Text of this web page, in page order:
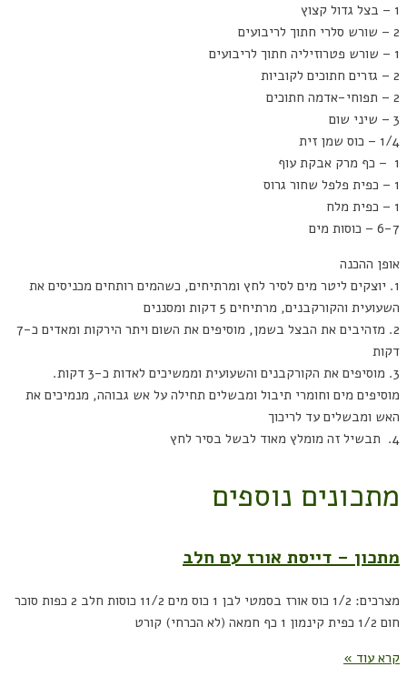
1 – בצל גדול קצוץ
2 – שורש סלרי חתוך לריבועים
1 – שורש פטרוזיליה חתוך לריבועים
2 – גזרים חתוכים לקוביות
2 – תפוחי-אדמה חתוכים
3 – שיני שום
1/4 – כוס שמן זית
1 – כף מרק אבקת עוף
1 – כפית פלפל שחור גרוס
1 – כפית מלח
6-7 – כוסות מים
אופן ההכנה
1. יוצקים ליטר מים לסיר לחץ ומרתיחים, כשהמים רותחים מכניסים את
השעועית והקורקבנים, מרתיחים 5 דקות ומסננים
2. מזהיבים את הבצל בשמן, מוסיפים את השום ויתר הירקות ומאדים כ-7
דקות
3. מוסיפים את הקורקבנים והשעועית וממשיכים לאדות כ-3 דקות.
מוסיפים מים וחומרי תיבול ומבשלים תחילה על אש גבוהה, מנמיכים את
האש ומבשלים עד לריכוך
4. תבשיל זה מומלץ מאוד לבשל בסיר לחץ
מתכונים נוספים
מתכון – דייסת אורז עם חלב
מצרכים: 1/2 כוס אורז בסמטי לבן 1 כוס מים 11/2 כוסות חלב 2 כפות סוכר
חום 1/2 כפית קינמון 1 כף חמאה (לא הכרחי) קורט
קרא עוד »